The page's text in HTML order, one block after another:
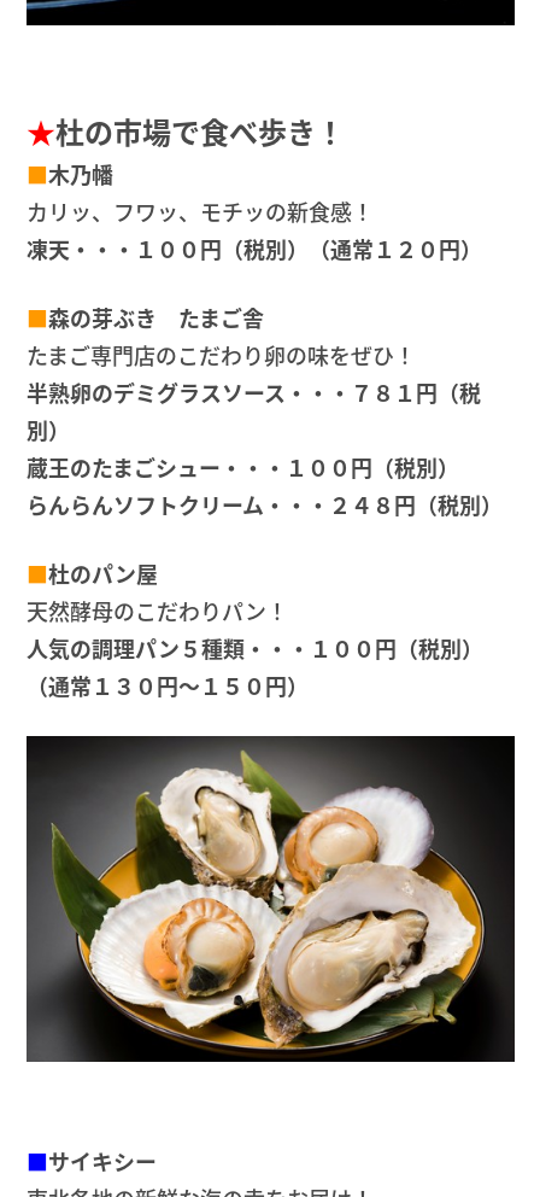
★杜の市場で食べ歩き！
■木乃幡
カリッ、フワッ、モチッの新食感！
凍天・・・１００円（税別）（通常１２０円）
■森の芽ぶき たまご舎
たまご専門店のこだわり卵の味をぜひ！
半熟卵のデミグラスソース・・・７８１円（税
別）
蔵王のたまごシュー・・・１００円（税別）
らんらんソフトクリーム・・・２４８円（税別）
■杜のパン屋
天然酵母のこだわりパン！
人気の調理パン５種類・・・１００円（税別）
（通常１３０円～１５０円）
■サイキシー